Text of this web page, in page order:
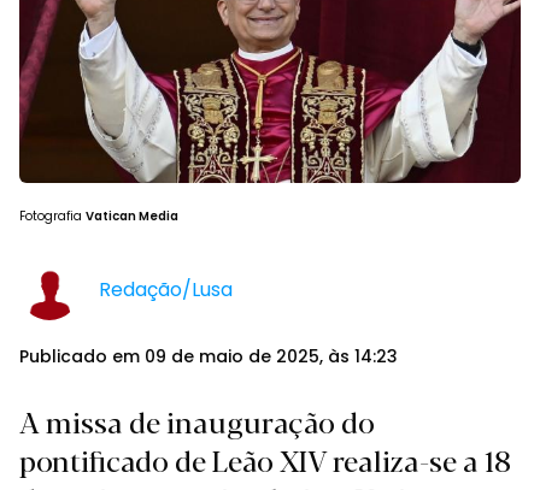
Fotografia Vatican Media
Redação/Lusa
Publicado em 09 de maio de 2025, às 14:23
A missa de inauguração do
pontificado de Leão XIV realiza-se a 18